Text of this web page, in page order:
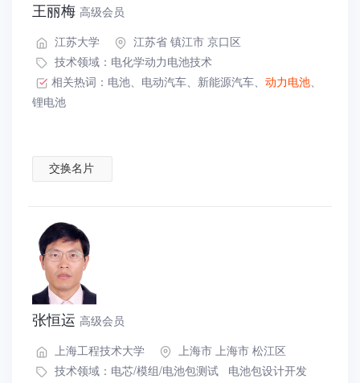
王丽梅 高级会员
江苏大学
江苏省 镇江市 京口区
技术领域： 电化学动力电池技术
相关热词： 电池、 电动汽车、 新能源汽车、 动力电池、
锂电池
交换名片
张恒运 高级会员
上海工程技术大学
上海市 上海市 松江区
技术领域： 电芯/模组/电池包测试
电池包设计开发